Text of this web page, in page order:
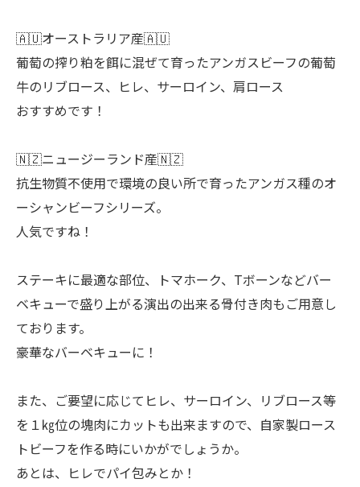
🇦🇺オーストラリア産🇦🇺
葡萄の搾り粕を餌に混ぜて育ったアンガスビーフの葡萄
牛のリブロース、ヒレ、サーロイン、肩ロース
おすすめです！
🇳🇿ニュージーランド産🇳🇿
抗生物質不使用で環境の良い所で育ったアンガス種のオ
ーシャンビーフシリーズ。
人気ですね！
ステーキに最適な部位、トマホーク、Tボーンなどバー
ベキューで盛り上がる演出の出来る骨付き肉もご用意し
ております。
豪華なバーベキューに！
また、ご要望に応じてヒレ、サーロイン、リブロース等
を１㎏位の塊肉にカットも出来ますので、自家製ロース
トビーフを作る時にいかがでしょうか。
あとは、ヒレでパイ包みとか！